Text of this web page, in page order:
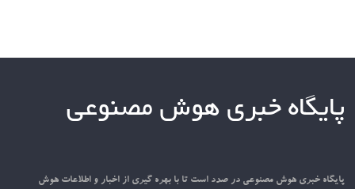
پایگاه خبری هوش مصنوعی
پایگاه خبری هوش مصنوعی در صدد است تا با بهره گیری از اخبار و اطلاعات هوش